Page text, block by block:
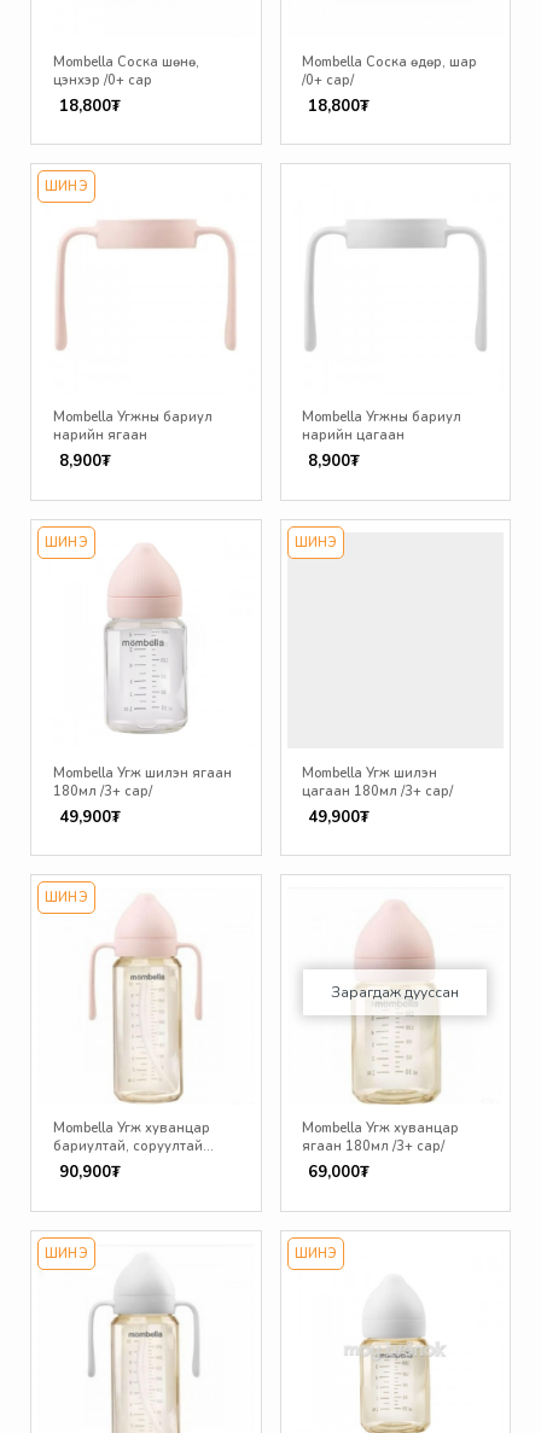
Mombella Соска шөнө,
цэнхэр /0+ сар
18,800₮
Mombella Соска өдөр, шар
/0+ сар/
18,800₮
ШИНЭ
Mombella Угжны бариул
нарийн ягаан
8,900₮
Mombella Угжны бариул
нарийн цагаан
8,900₮
ШИНЭ
Mombella Угж шилэн ягаан
180мл /3+ сар/
49,900₮
ШИНЭ
Mombella Угж шилэн
цагаан 180мл /3+ сар/
49,900₮
ШИНЭ
Mombella Угж хуванцар
бариултай, соруултай
ягаан 300мл /6+ сар/
90,900₮
Зарагдаж дууссан
Mombella Угж хуванцар
ягаан 180мл /3+ сар/
69,000₮
ШИНЭ ШИНЭ